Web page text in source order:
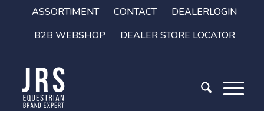
ASSORTIMENT CONTACT
DEALERLOGIN
B2B WEBSHOP
DEALER STORE LOCATOR